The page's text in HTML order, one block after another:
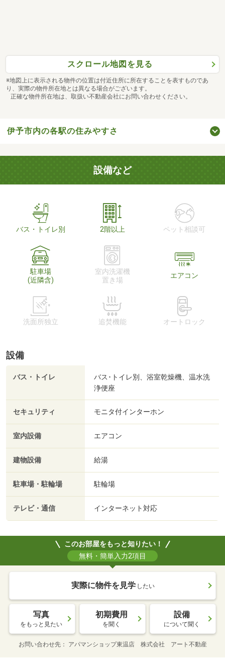
スクロール地図を見る
※地図上に表示される物件の位置は付近住所に所在することを表すものであ
り、実際の物件所在地とは異なる場合がございます。
正確な物件所在地は、取扱い不動産会社にお問い合わせください。
伊予市内の各駅の住みやすさ
設備など
バス・トイレ別 2階以上 ペット相談可
駐車場
(近隣含)
室内洗濯機
置き場
エアコン
洗面所独立 追焚機能 オートロック
設備
バス・トイレ
バス･トイレ別、浴室乾燥機、温水洗
浄便座
セキュリティ モニタ付インターホン
室内設備 エアコン
建物設備 給湯
駐車場・駐輪場 駐輪場
テレビ・通信 インターネット対応
このお部屋をもっと知りたい！
無料・簡単入力2項目
実際に物件を見学 したい
写真
をもっと見たい
初期費用
を聞く
設備
について聞く
お問い合わせ先 アパマンショップ東温店 株式会社 アート不動産